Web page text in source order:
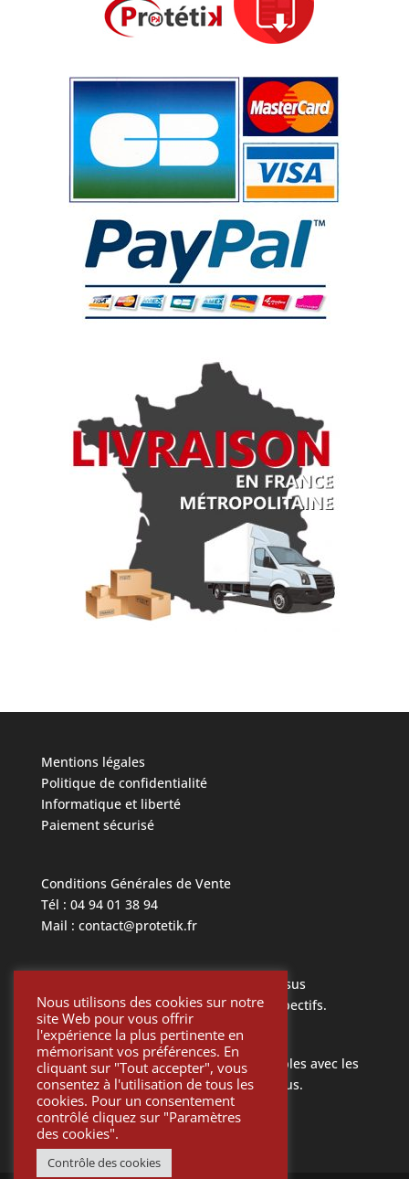
Mentions légales
Politique de confidentialité
Informatique et liberté
Paiement sécurisé
Conditions Générales de Vente
Tél : 04 94 01 38 94
Mail : contact@protetik.fr
Toutes les marques mentionnées ci dessus
appartiennent à leurs propriétaires respectifs.
Toutes les pièces Protétik sont compatibles avec les
différents systèmes mentionnés ci-dessus.
Nous utilisons des cookies sur notre
site Web pour vous offrir
l'expérience la plus pertinente en
mémorisant vos préférences. En
cliquant sur "Tout accepter", vous
consentez à l'utilisation de tous les
cookies. Pour un consentement
contrôlé cliquez sur "Paramètres
des cookies".
Contrôle des cookies